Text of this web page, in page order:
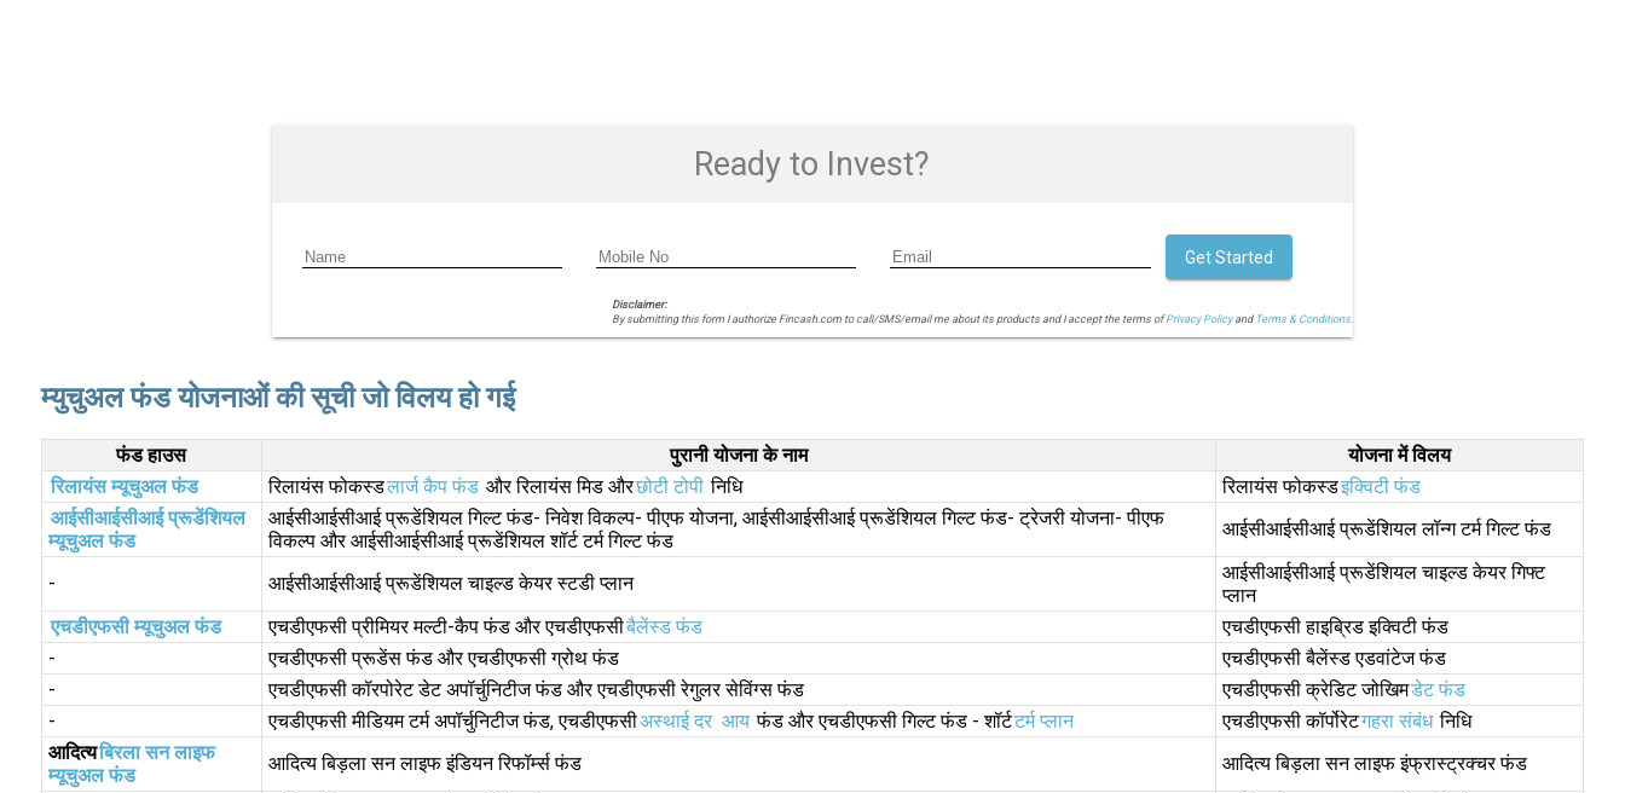
Ready to Invest?
Disclaimer:
By submitting this form I authorize Fincash.com to call/SMS/email me about its products and I accept the terms ofPrivacy Policyand Terms & Conditions.
Get Started
म्युचुअल फंड योजनाओं की सूची जो विलय हो गई
फंड हाउस पुरानी योजना के नाम
योजना में विलय
रिलायंस म्यूचुअल फंड
रिलायंस फोकस्डलार्ज कैप फंड और रिलायंस मिड औरछोटी टोपी निधि रिलायंस फोकस्डइक्विटी फंड
आईसीआईसीआई प्रूडेंशियल
म्यूचुअल फंड
आईसीआईसीआई प्रूडेंशियल गिल्ट फंड- निवेश विकल्प- पीएफ योजना, आईसीआईसीआई प्रूडेंशियल गिल्ट फंड- ट्रेजरी योजना- पीएफ
विकल्प और आईसीआईसीआई प्रूडेंशियल शॉर्ट टर्म गिल्ट फंड
आईसीआईसीआई प्रूडेंशियल लॉन्ग टर्म गिल्ट फंड
- आईसीआईसीआई प्रूडेंशियल चाइल्ड केयर स्टडी प्लान
आईसीआईसीआई प्रूडेंशियल चाइल्ड केयर गिफ्ट
प्लान
एचडीएफसी म्यूचुअल फंड
एचडीएफसी प्रीमियर मल्टी-कैप फंड और एचडीएफसीबैलेंस्ड फंड
एचडीएफसी हाइब्रिड इक्विटी फंड
-
एचडीएफसी प्रूडेंस फंड और एचडीएफसी ग्रोथ फंड
एचडीएफसी बैलेंस्ड एडवांटेज फंड
-
एचडीएफसी कॉरपोरेट डेट अपॉर्चुनिटीज फंड और एचडीएफसी रेगुलर सेविंग्स फंड एचडीएफसी क्रेडिट जोखिमडेट फंड
-
एचडीएफसी मीडियम टर्म अपॉर्चुनिटीज फंड, एचडीएफसीअस्थाई दर आय फंड और एचडीएफसी गिल्ट फंड - शॉर्टटर्म प्लान एचडीएफसी कॉर्पोरेटगहरा संबंध निधि
आदित्यबिरला सन लाइफ
म्यूचुअल फंड
आदित्य बिड़ला सन लाइफ इंडियन रिफॉर्म्स फंड
आदित्य बिड़ला सन लाइफ इंफ्रास्ट्रक्चर फंड